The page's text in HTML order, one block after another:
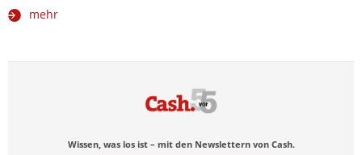
mehr
Wissen, was los ist – mit den Newslettern von Cash.